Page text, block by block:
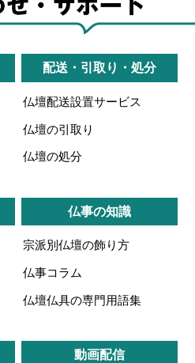
配送・引取り・処分
仏壇配送設置サービス
仏壇の引取り
仏壇の処分
仏事の知識
宗派別仏壇の飾り方
仏事コラム
仏壇仏具の専門用語集
動画配信